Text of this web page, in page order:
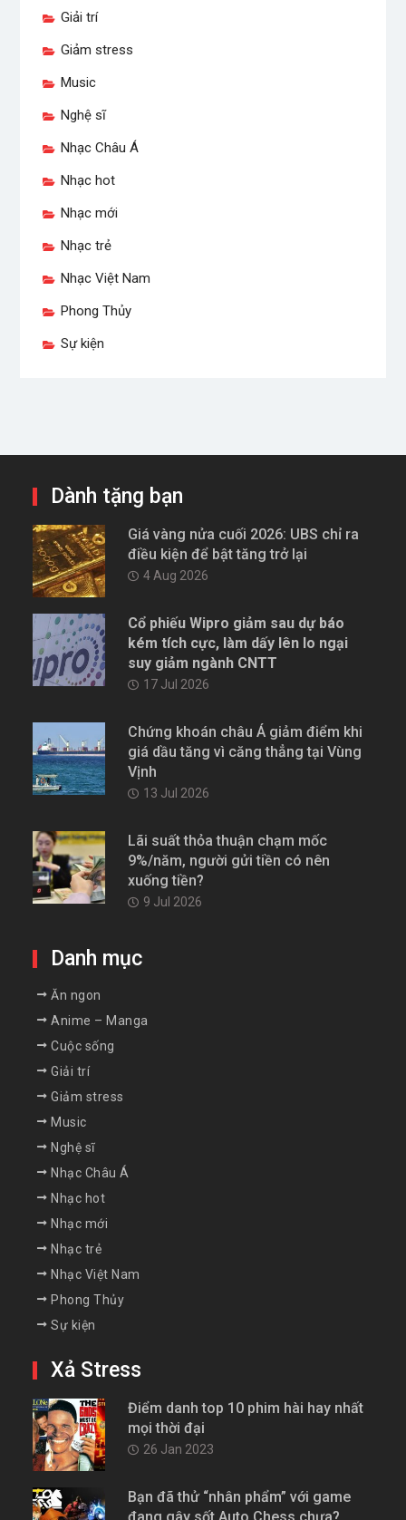
Giải trí
Giảm stress
Music
Nghệ sĩ
Nhạc Châu Á
Nhạc hot
Nhạc mới
Nhạc trẻ
Nhạc Việt Nam
Phong Thủy
Sự kiện
Dành tặng bạn
Giá vàng nửa cuối 2026: UBS chỉ ra
điều kiện để bật tăng trở lại
4 Aug 2026
Cổ phiếu Wipro giảm sau dự báo
kém tích cực, làm dấy lên lo ngại
suy giảm ngành CNTT
17 Jul 2026
Chứng khoán châu Á giảm điểm khi
giá dầu tăng vì căng thẳng tại Vùng
Vịnh
13 Jul 2026
Lãi suất thỏa thuận chạm mốc
9%/năm, người gửi tiền có nên
xuống tiền?
9 Jul 2026
Danh mục
Ăn ngon
Anime – Manga
Cuộc sống
Giải trí
Giảm stress
Music
Nghệ sĩ
Nhạc Châu Á
Nhạc hot
Nhạc mới
Nhạc trẻ
Nhạc Việt Nam
Phong Thủy
Sự kiện
Xả Stress
Điểm danh top 10 phim hài hay nhất
mọi thời đại
26 Jan 2023
Bạn đã thử “nhân phẩm” với game